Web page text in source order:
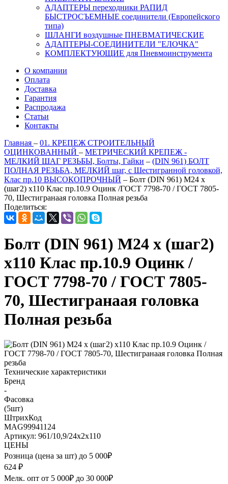
АДАПТЕРЫ переходники РАПИД
БЫСТРОСЪЕМНЫЕ соединители (Европейского
типа)
ШЛАНГИ воздушные ПНЕВМАТИЧЕСКИЕ
АДАПТЕРЫ-СОЕДИНИТЕЛИ "ЕЛОЧКА"
КОМПЛЕКТУЮЩИЕ для Пневмоинструмента
О компании
Оплата
Доставка
Гарантия
Распродажа
Статьи
Контакты
Главная – 01. КРЕПЕЖ СТРОИТЕЛЬНЫЙ
ОЦИНКОВАННЫЙ – МЕТРИЧЕСКИЙ КРЕПЕЖ -
МЕЛКИЙ ШАГ РЕЗЬБЫ, Болты, Гайки – (DIN 961) БОЛТ
ПОЛНАЯ РЕЗЬБА, МЕЛКИЙ шаг, с Шестигранной головкой,
Клас пр.10 ВЫСОКОПРОЧНЫЙ – Болт (DIN 961) M24 x
(шаг2) x110 Клас пр.10.9 Оцинк /ГОСТ 7798-70 / ГОСТ 7805-
70, Шестигранаая головка Полная резьба
Поделиться:
Болт (DIN 961) M24 x (шаг2)
x110 Клас пр.10.9 Оцинк /
ГОСТ 7798-70 / ГОСТ 7805-
70, Шестигранаая головка
Полная резьба
Технические характеристики
Бренд
-
Фасовка
(5шт)
ШтрихКод
MAG99941124
Артикул: 961/10,9/24х2х110
ЦЕНЫ
Розница (цена за шт) до 5 000₽
624 ₽
Мелк. опт от 5 000₽ до 30 000₽